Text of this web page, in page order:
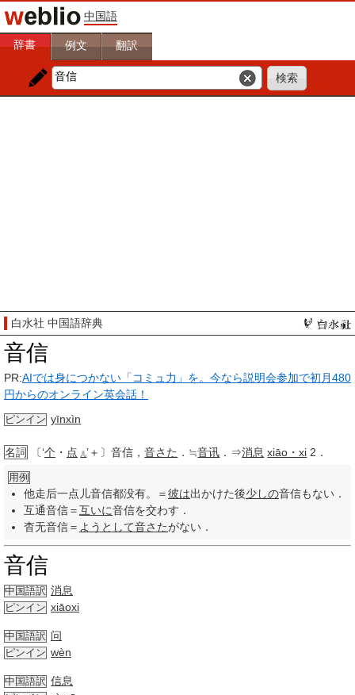
中国語
辞書 例文 翻訳
白水社 中国語辞典
音信
PR:AIでは身につかない「コミュ力」を。今なら説明会参加で初月480
円からのオンライン英会話！
ピンイン yīnxìn
名詞 〔‘个 ・ 点 儿’＋〕音信，音さた ．≒音讯 ．⇒消息 xiāo・xi 2．
用例
他走后一点儿音信都没有。＝彼は出かけた後少しの音信もない．
互通音信＝互いに音信を交わす．
杳无音信＝ ようとして音さたがない．
音信
中国語訳 消息
ピンイン xiāoxi
中国語訳 问
ピンイン wèn
中国語訳 信息